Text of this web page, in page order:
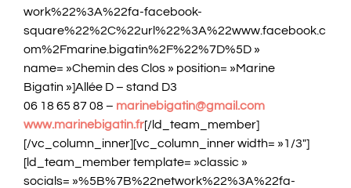
work%22%3A%22fa-facebook-
square%22%2C%22url%22%3A%22www.facebook.c
om%2Fmarine.bigatin%2F%22%7D%5D »
name= »Chemin des Clos » position= »Marine
Bigatin »]Allée D – stand D3
06 18 65 87 08 – marinebigatin@gmail.com
www.marinebigatin.fr[/ld_team_member]
[/vc_column_inner][vc_column_inner width= »1/3″]
[ld_team_member template= »classic »
socials= »%5B%7B%22network%22%3A%22fa-